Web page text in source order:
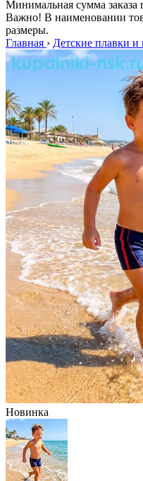
Минимальная сумма
Важно! В наименовании
размеры.
Главная › Детские плавки
Новинка